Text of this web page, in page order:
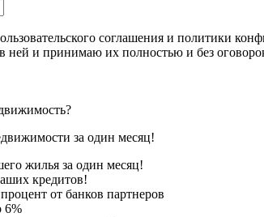
соглашения и политики
ней и принимаю их полностью и без
за один месяц!
жилья за один месяц!
кредитов!
от банков партнеров
6%